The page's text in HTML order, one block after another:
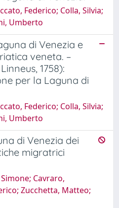
Federico; Colla, Silvia;
Umberto
di Venezia e
veneta. –
1758):
per la Laguna di
Federico; Colla, Silvia;
Umberto
di Venezia dei
migratrici
Simone; Cavraro,
Zucchetta, Matteo;